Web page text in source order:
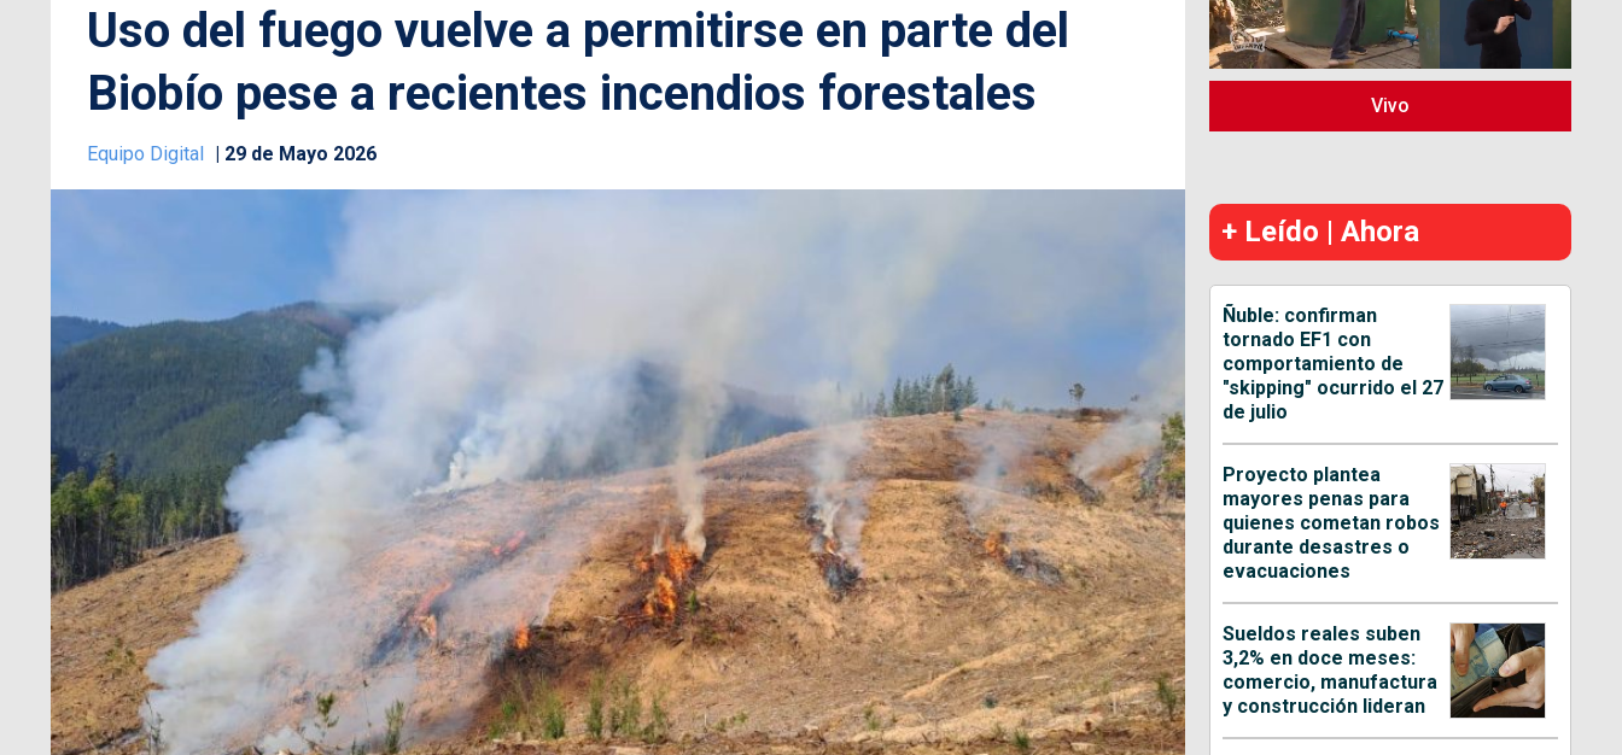
Uso del fuego vuelve a permitirse en parte del
Biobío pese a recientes incendios forestales
Equipo Digital 29 de Mayo 2026
Vivo
+ Leído | Ahora
Ñuble: confirman
tornado EF1 con
comportamiento de
"skipping" ocurrido el 27
de julio
Proyecto plantea
mayores penas para
quienes cometan robos
durante desastres o
evacuaciones
Sueldos reales suben
3,2% en doce meses:
comercio, manufactura
y construcción lideran